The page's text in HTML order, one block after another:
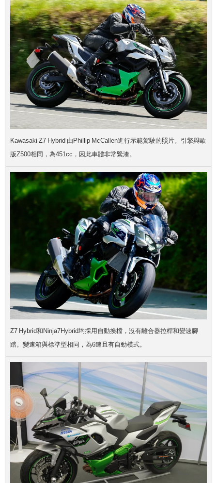
Kawasaki Z7 Hybrid 由Phillip McCallen進行示範駕駛的照片。引擎與歐
版Z500相同，為451cc，因此車體非常緊湊。
Z7 Hybrid和Ninja7Hybrid均採用自動換檔，沒有離合器拉桿和變速腳
踏。變速箱與標準型相同，為6速且有自動模式。